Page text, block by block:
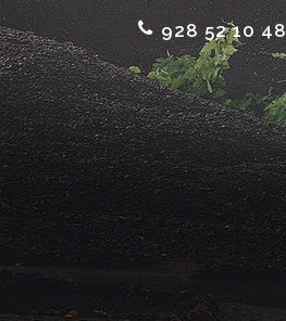
928 52 10 48